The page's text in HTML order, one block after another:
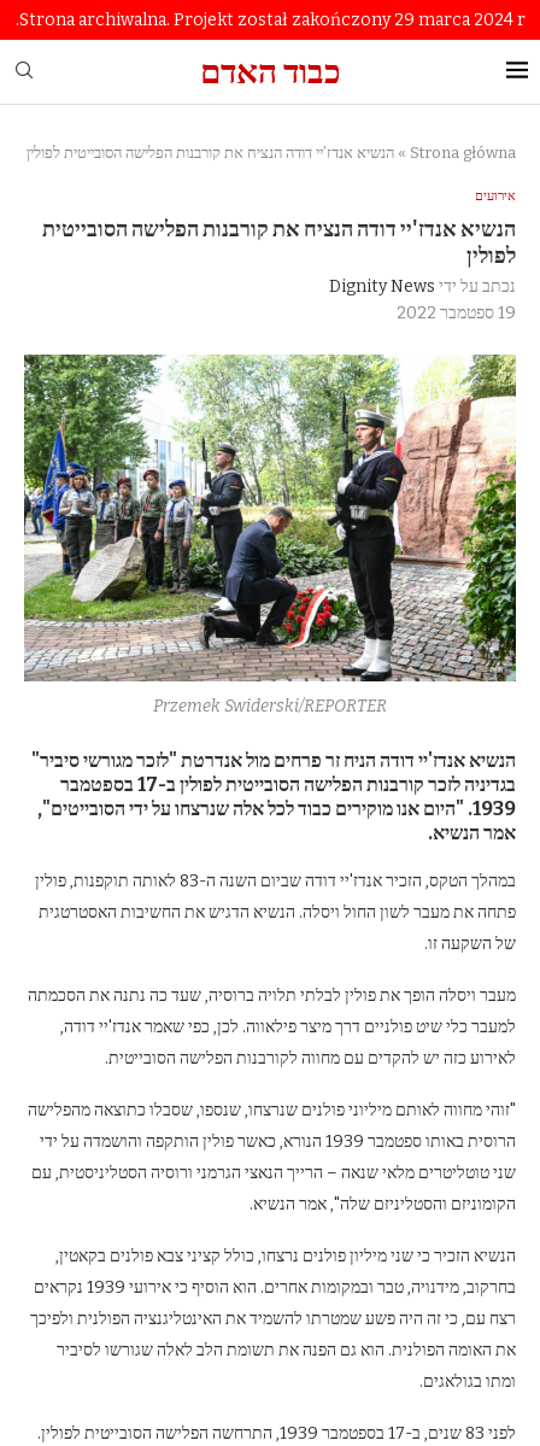
Strona archiwalna. Projekt został zakończony 29 marca 2024 r.
כבוד האדם
Strona główna
» הנשיא אנדז’יי דודה הנציח את קורבנות הפלישה הסובייטית לפולין
אירועים
הנשיא אנדז'יי דודה הנציח את קורבנות הפלישה הסובייטית
לפולין
נכתב על ידי Dignity News
19 ספטמבר 2022
Przemek Swiderski/REPORTER
הנשיא אנדז'יי דודה הניח זר פרחים מול אנדרטת "לזכר מגורשי סיביר"
בגדיניה לזכר קורבנות הפלישה הסובייטית לפולין ב-17 בספטמבר
1939. "היום אנו מוקירים כבוד לכל אלה שנרצחו על ידי הסובייטים",
אמר הנשיא.
במהלך הטקס, הזכיר אנדז'יי דודה שביום השנה ה-83 לאותה תוקפנות, פולין
פתחה את מעבר לשון החול ויסלה. הנשיא הדגיש את החשיבות האסטרטגית
של השקעה זו.
מעבר ויסלה הופך את פולין לבלתי תלויה ברוסיה, שעד כה נתנה את הסכמתה
למעבר כלי שיט פולניים דרך מיצר פילאווה. לכן, כפי שאמר אנדז'יי דודה,
לאירוע כזה יש להקדים עם מחווה לקורבנות הפלישה הסובייטית.
"זוהי מחווה לאותם מיליוני פולנים שנרצחו, שנספו, שסבלו כתוצאה מהפלישה
הרוסית באותו ספטמבר 1939 הנורא, כאשר פולין הותקפה והושמדה על ידי
שני טוטליטרים מלאי שנאה – הרייך הנאצי הגרמני ורוסיה הסטליניסטית, עם
הקומוניזם והסטליניזם שלה", אמר הנשיא.
הנשיא הזכיר כי שני מיליון פולנים נרצחו, כולל קציני צבא פולנים בקאטין,
בחרקוב, מידנויה, טבר ובמקומות אחרים. הוא הוסיף כי אירועי 1939 נקראים
רצח עם, כי זה היה פשע שמטרתו להשמיד את האינטליגנציה הפולנית ולפיכך
את האומה הפולנית. הוא גם הפנה את תשומת הלב לאלה שגורשו לסיביר
ומתו בגולאגים.
לפני 83 שנים, ב-17 בספטמבר 1939, התרחשה הפלישה הסובייטית לפולין.